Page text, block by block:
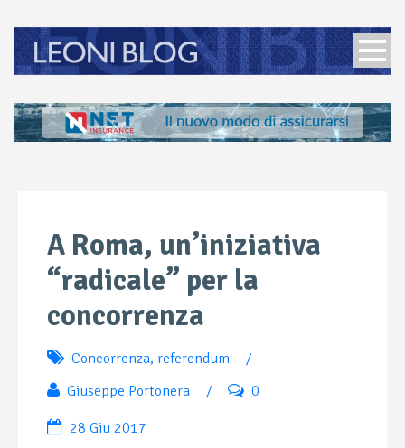
A Roma, un’iniziativa
“radicale” per la
concorrenza
Concorrenza, referendum
/
Giuseppe Portonera
/ 0
28 Giu 2017